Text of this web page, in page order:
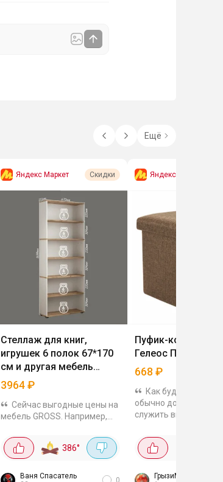
Ещё
Яндекс Маркет Скидки
Стеллаж для книг,
игрушек 6 полок 67*170
см и другая мебель
GROSS
3964₽
Сейчас выгодные цены на
мебель GROSS. Например,
3964₽. 6 полок, размер
67х170х223 мм, выполнен в
подвесная для книг за
386°
Ваня Спасатель
0
Яндекс Маркет
Пуфик-короб
Гелеос ПУФ-31-БР
668 ₽
Как будто очень
обычно дороже. Он
служить
вещей. Каркас из
прессованной ДВП,
из износостойкой
мебельной...
ГрызиМоюПыль